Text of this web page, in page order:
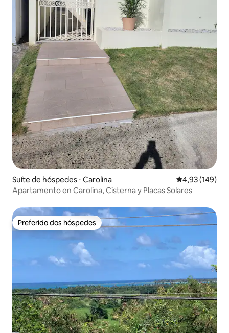
Suíte de hóspedes ⋅ Carolina 4,93 de uma
4,93 (149)
Apartamento en Carolina, Cisterna y Placas Solares
Preferido dos hóspedes
Preferido dos hóspedes